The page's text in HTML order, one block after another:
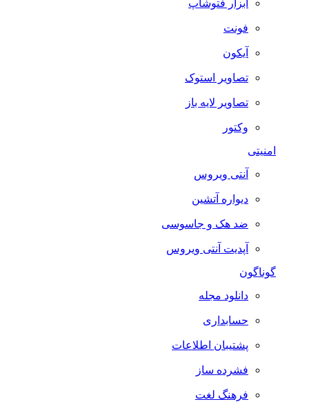
ابزار فتوشاپ
فونت
آیکون
تصاویر استوک
تصاویر لایه باز
وکتور
امنیتی
آنتی ویروس
دیواره آتشین
ضد هک و جاسوسی
آپدیت آنتی ویروس
گوناگون
دانلود مجله
حسابداری
پشتیبان اطلاعات
فشرده ساز
فرهنگ لغت